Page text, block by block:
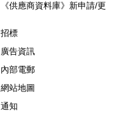
《供應商資料庫》新申請/更
招標
廣告資訊
內部電郵
網站地圖
通知